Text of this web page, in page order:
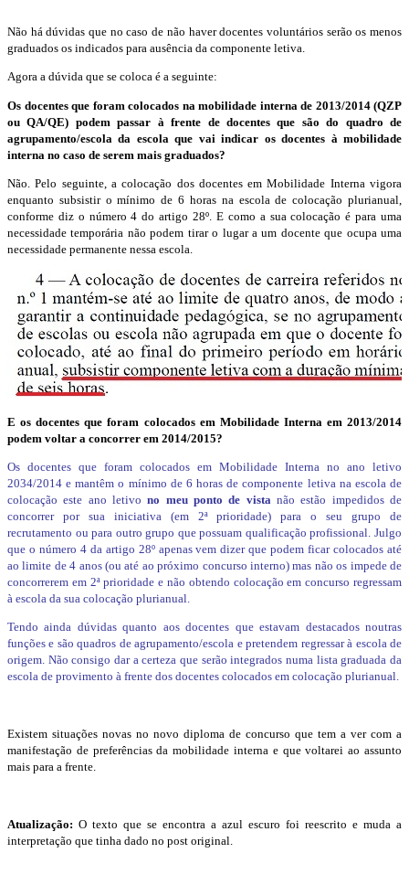
Não há dúvidas que no caso de não haver docentes voluntários serão os menos
graduados os indicados para ausência da componente letiva.
Agora a dúvida que se coloca é a seguinte:
Os docentes que foram colocados na mobilidade interna de 2013/2014 (QZP
ou QA/QE) podem passar à frente de docentes que são do quadro de
agrupamento/escola da escola que vai indicar os docentes à mobilidade
interna no caso de serem mais graduados?
Não. Pelo seguinte, a colocação dos docentes em Mobilidade Interna vigora
enquanto subsistir o mínimo de 6 horas na escola de colocação plurianual,
conforme diz o número 4 do artigo 28º. E como a sua colocação é para uma
necessidade temporária não podem tirar o lugar a um docente que ocupa uma
necessidade permanente nessa escola.
E os docentes que foram colocados em Mobilidade Interna em 2013/2014
podem voltar a concorrer em 2014/2015?
Os docentes que foram colocados em Mobilidade Interna no ano letivo
2034/2014 e mantêm o mínimo de 6 horas de componente letiva na escola de
colocação este ano letivono meu ponto de vista não estão impedidos de
concorrer por sua iniciativa (em 2ª prioridade) para o seu grupo de
recrutamento ou para outro grupo que possuam qualificação profissional. Julgo
que o número 4 da artigo 28º apenas vem dizer que podem ficar colocados até
ao limite de 4 anos (ou até ao próximo concurso interno) mas não os impede de
concorrerem em 2ª prioridade e não obtendo colocação em concurso regressam
à escola da sua colocação plurianual.
Tendo ainda dúvidas quanto aos docentes que estavam destacados noutras
funções e são quadros de agrupamento/escola e pretendem regressar à escola de
origem. Não consigo dar a certeza que serão integrados numa lista graduada da
escola de provimento à frente dos docentes colocados em colocação plurianual.
Existem situações novas no novo diploma de concurso que tem a ver com a
manifestação de preferências da mobilidade interna e que voltarei ao assunto
mais para a frente.
Atualização: O texto que se encontra a azul escuro foi reescrito e muda a
interpretação que tinha dado no post original.